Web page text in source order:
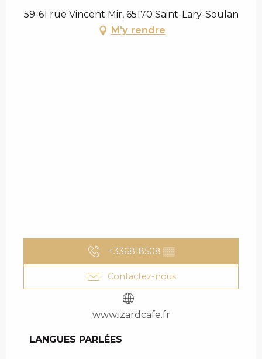
59-61 rue Vincent Mir, 65170 Saint-Lary-Soulan
M'y rendre
+336818508 ▒▒
Contactez-nous
www.izardcafe.fr
LANGUES PARLÉES
LANGUES PARLÉES